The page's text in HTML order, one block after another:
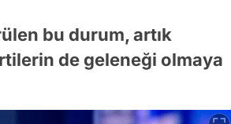
bu durum, artık
de geleneği olmaya